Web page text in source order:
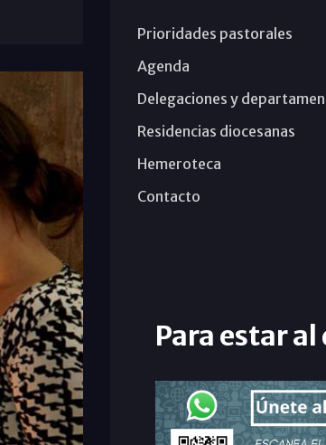
Prioridades pastorales
Agenda
Delegaciones y
Residencias diocesanas
Hemeroteca
Contacto
Para estar al